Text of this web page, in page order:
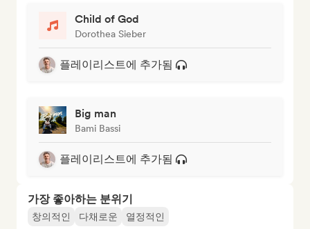
Child of God
Dorothea Sieber
플레이리스트에 추가됨
Big man
Bami Bassi
플레이리스트에 추가됨
가장 좋아하는 분위기
창의적인 다채로운 열정적인